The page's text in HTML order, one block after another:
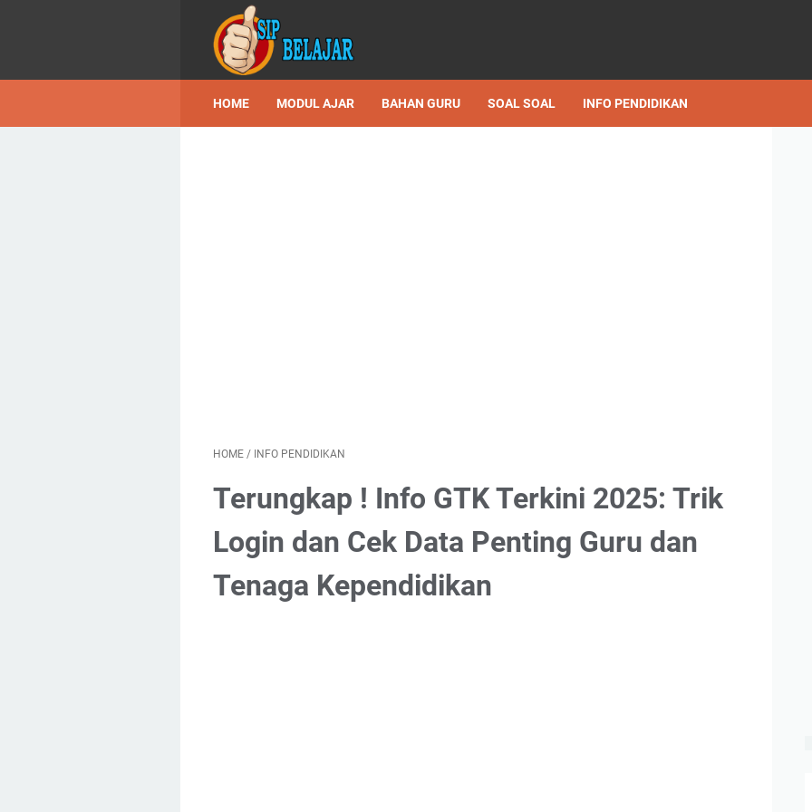
HOME MODUL AJAR BAHAN GURU SOAL SOAL INFO PENDIDIKAN
HOME / INFO PENDIDIKAN
Terungkap ! Info GTK Terkini 2025: Trik
Login dan Cek Data Penting Guru dan
Tenaga Kependidikan